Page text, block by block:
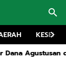
Pemuda